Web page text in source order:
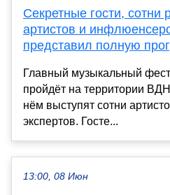
Секретные гости, сотни
артистов и
представил полную
Главный музыкальный
пройдёт на территории
нём выступят сотни
экспертов. Госте...
13:00, 08 Июн